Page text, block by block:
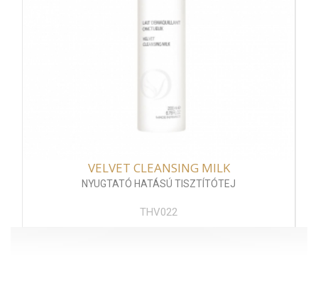
VELVET CLEANSING MILK
NYUGTATÓ HATÁSÚ TISZTÍTÓTEJ
THV022